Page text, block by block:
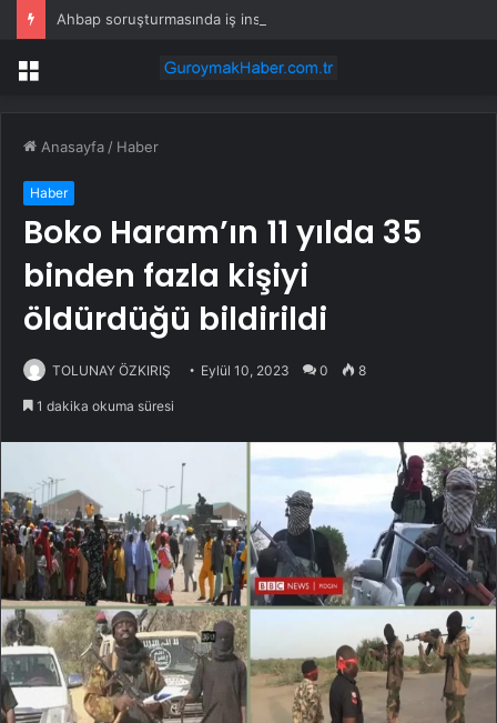
Menü
Anasayfa / Haber
Haber
Boko Haram’ın 11 yılda 35
binden fazla kişiyi
öldürdüğü bildirildi
TOLUNAY ÖZKIRIŞ Eylül 10, 2023 0 8
1 dakika okuma süresi